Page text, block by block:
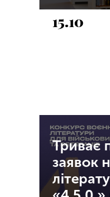
15.10
Триває
заявок